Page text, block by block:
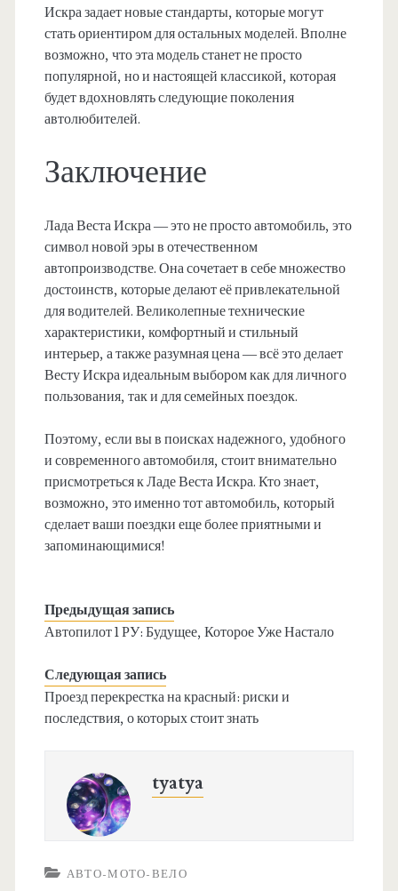
Искра задает новые стандарты, которые могут
стать ориентиром для остальных моделей. Вполне
возможно, что эта модель станет не просто
популярной, но и настоящей классикой, которая
будет вдохновлять следующие поколения
автолюбителей.
Заключение
Лада Веста Искра — это не просто автомобиль, это
символ новой эры в отечественном
автопроизводстве. Она сочетает в себе множество
достоинств, которые делают её привлекательной
для водителей. Великолепные технические
характеристики, комфортный и стильный
интерьер, а также разумная цена — всё это делает
Весту Искра идеальным выбором как для личного
пользования, так и для семейных поездок.
Поэтому, если вы в поисках надежного, удобного
и современного автомобиля, стоит внимательно
присмотреться к Ладе Веста Искра. Кто знает,
возможно, это именно тот автомобиль, который
сделает ваши поездки еще более приятными и
запоминающимися!
Предыдущая запись
Автопилот 1 РУ: Будущее, Которое Уже Настало
Следующая запись
Проезд перекрестка на красный: риски и
последствия, о которых стоит знать
tyatya
АВТО-МОТО-ВЕЛО